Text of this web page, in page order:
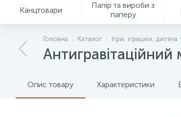
Канцтовари
Папір та вироби з
паперу
Головна Каталог Ігри, іграшки, дитяча
Опис товару Характеристики